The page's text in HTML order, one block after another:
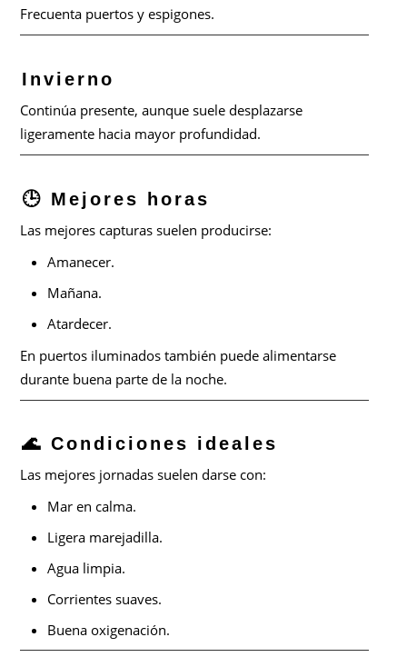
Frecuenta puertos y espigones.
Invierno
Continúa presente, aunque suele desplazarse
ligeramente hacia mayor profundidad.
🕒 Mejores horas
Las mejores capturas suelen producirse:
Amanecer.
Mañana.
Atardecer.
En puertos iluminados también puede alimentarse
durante buena parte de la noche.
🌊 Condiciones ideales
Las mejores jornadas suelen darse con:
Mar en calma.
Ligera marejadilla.
Agua limpia.
Corrientes suaves.
Buena oxigenación.